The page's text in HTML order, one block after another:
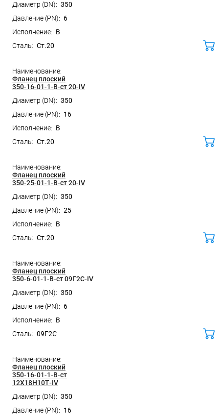
350
6
B
Ст.20
Фланец плоский
350-16-01-1-B-ст 20-IV
350
16
B
Ст.20
Фланец плоский
350-25-01-1-B-ст 20-IV
350
25
B
Ст.20
Фланец плоский
350-6-01-1-B-ст 09Г2С-IV
350
6
B
09Г2С
Фланец плоский
350-16-01-1-B-ст
12Х18Н10Т-IV
350
16